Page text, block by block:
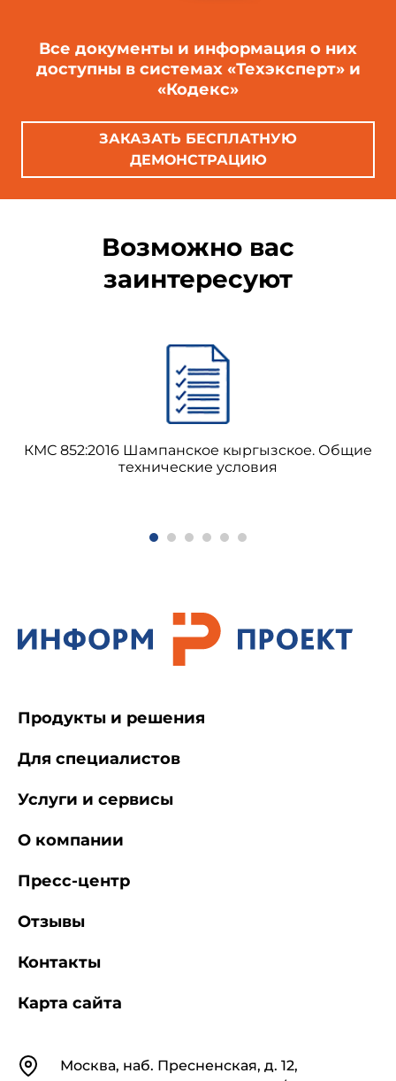
Все документы и информация о них
доступны в системах «Техэксперт» и
«Кодекс»
ЗАКАЗАТЬ БЕСПЛАТНУЮ
ДЕМОНСТРАЦИЮ
Возможно вас
заинтересуют
КМС 852:2016 Шампанское кыргызское. Общие
технические условия
КонтактыМосква, наб. Пресненская, д. 12,
Продукты и решения
Для специалистов
Услуги и сервисы
О компании
Пресс-центр
Отзывы
Контакты
Карта сайта